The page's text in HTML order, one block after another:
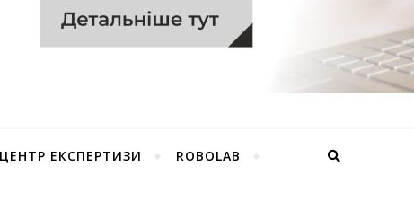
ЦЕНТР ЕКСПЕРТИЗИ ROBOLAB